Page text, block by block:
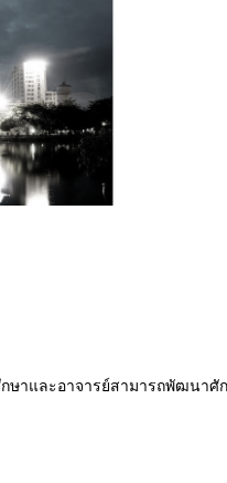
าและอาจารย์สามารถพัฒนาศั